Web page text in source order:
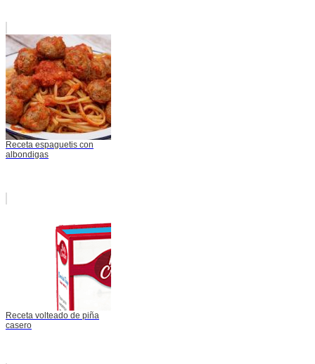
Receta espaguetis con
albondigas
Receta volteado de piña
casero